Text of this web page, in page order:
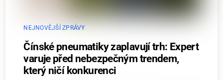
NEJNOVĚJŠÍ ZPRÁVY
Čínské pneumatiky zaplavují trh: Expert
varuje před nebezpečným trendem,
který ničí konkurenci